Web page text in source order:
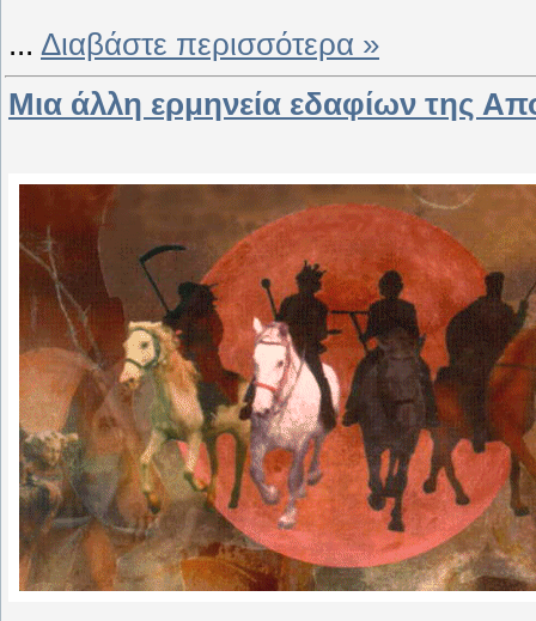
... Διαβάστε περισσότερα »
Μια άλλη ερμηνεία εδαφίων της